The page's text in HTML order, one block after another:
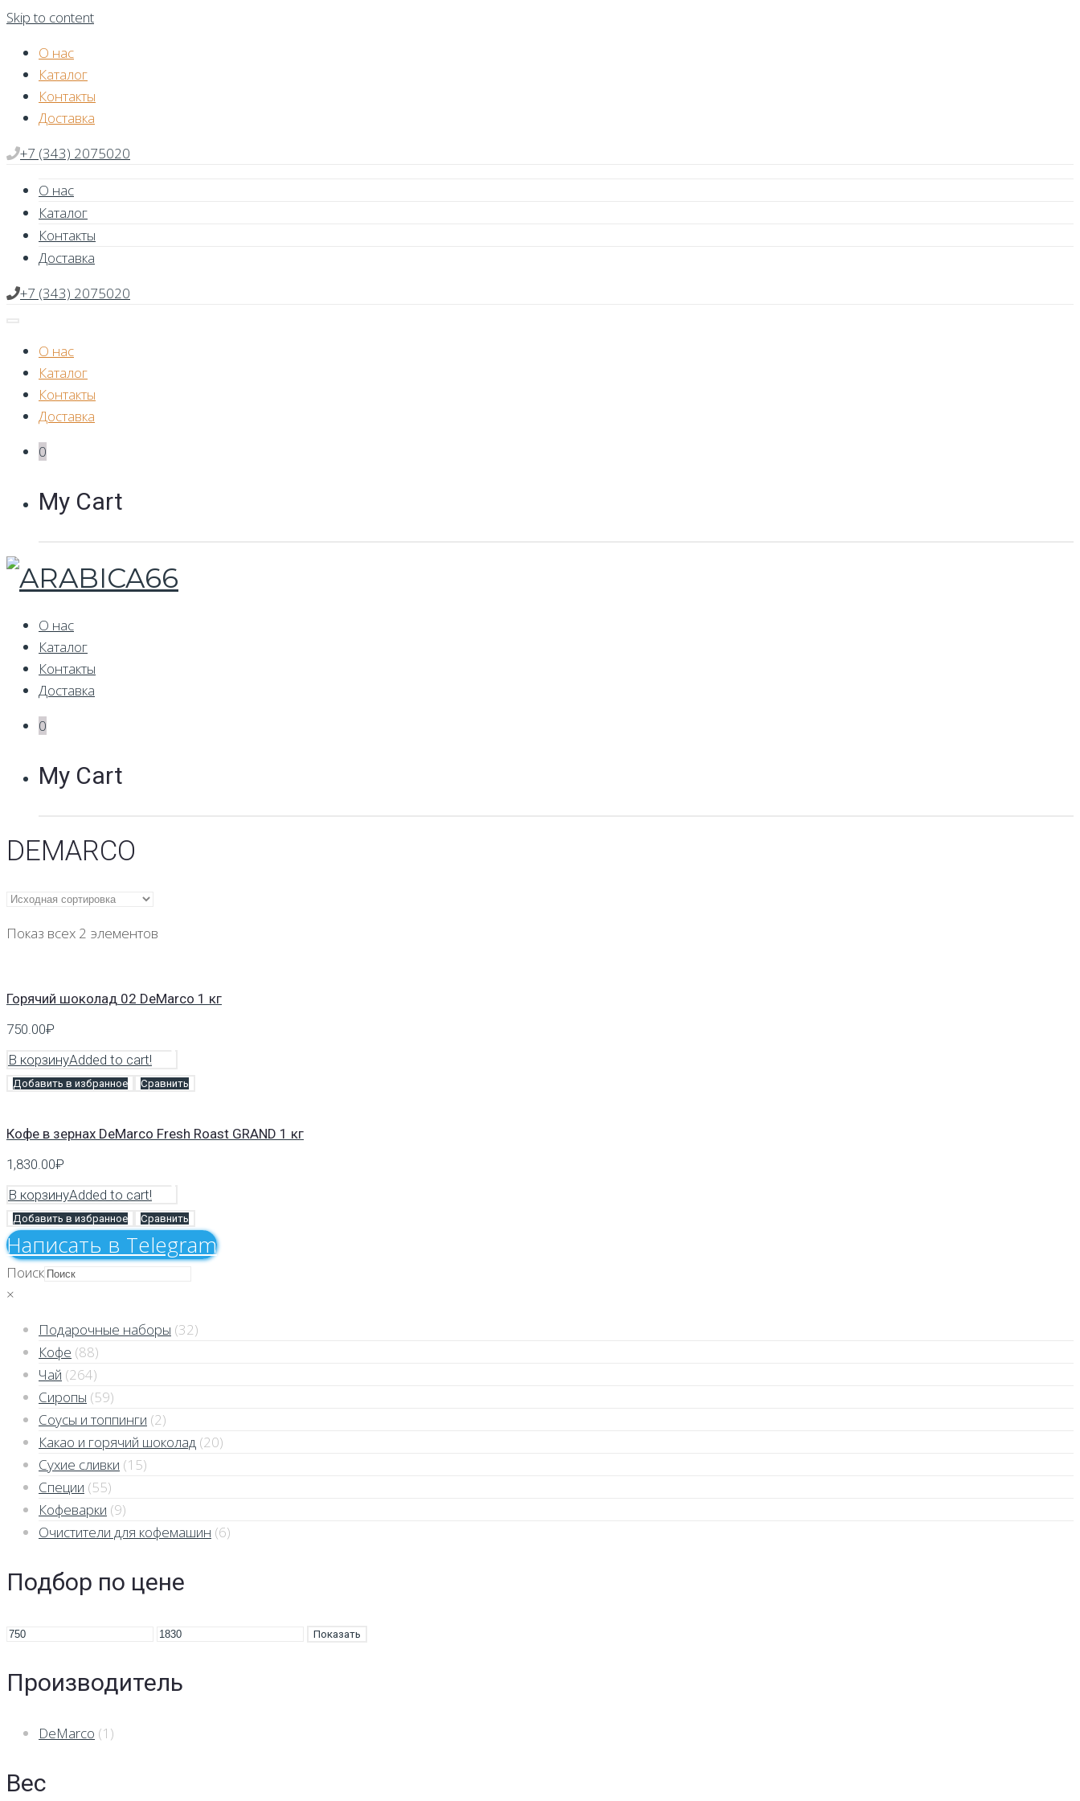
Skip to content
О нас
Каталог
Контакты
Доставка
+7 (343) 2075020
О нас
Каталог
Контакты
Доставка
+7 (343) 2075020
О нас
Каталог
Контакты
Доставка
0
My Cart
О нас
Каталог
Контакты
Доставка
0
My Cart
DEMARCO
Показ всех 2 элементов
Горячий шоколад 02 DeMarco 1 кг
750.00₽
В корзинуAdded to cart!
Добавить в избранное Сравнить
Кофе в зернах DeMarco Fresh Roast GRAND 1 кг
1,830.00₽
В корзинуAdded to cart!
Добавить в избранное Сравнить
Напиcать в Telegram
Поиск
×
Подарочные наборы (32)
Кофе (88)
Чай (264)
Сиропы (59)
Соусы и топпинги (2)
Какао и горячий шоколад (20)
Сухие сливки (15)
Специи (55)
Кофеварки (9)
Очистители для кофемашин (6)
Подбор по цене
Показать
Производитель
DeMarco (1)
Вес